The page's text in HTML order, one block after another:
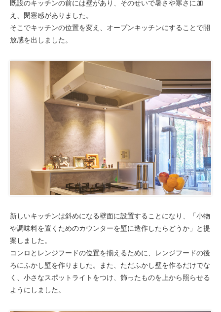
既設のキッチンの前には壁があり、そのせいで暑さや寒さに加
え、閉塞感がありました。
そこでキッチンの位置を変え、オープンキッチンにすることで開
放感を出しました。
新しいキッチンは斜めになる壁面に設置することになり、「小物
や調味料を置くためのカウンターを壁に造作したらどうか」と提
案しました。
コンロとレンジフードの位置を揃えるために、レンジフードの後
ろにふかし壁を作りました。また、ただふかし壁を作るだけでな
く、小さなスポットライトをつけ、飾ったものを上から照らせる
ようにしました。